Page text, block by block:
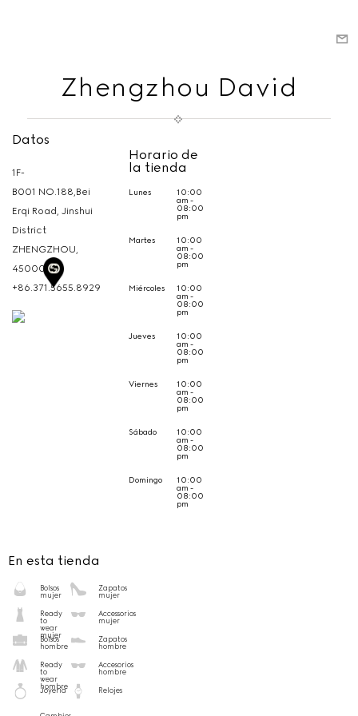
Zhengzhou David
Datos
1F-
B001 NO.188,Bei
Erqi Road, Jinshui
District
ZHENGZHOU,
450000
+86.371.5655.8929
Horario de
la tienda
Lunes 10:00
am -
08:00
pm
Martes 10:00
am -
08:00
pm
Miércoles 10:00
am -
08:00
pm
Jueves 10:00
am -
08:00
pm
Viernes 10:00
am -
08:00
pm
Sábado 10:00
am -
08:00
pm
Domingo 10:00
am -
08:00
pm
En esta tienda
Bolsos
mujer
Zapatos
mujer
Ready
to
wear
mujer
Accessorios
mujer
Bolsos
hombre
Zapatos
hombre
Ready
to
wear
hombre
Accesorios
hombre
Joyería Relojes